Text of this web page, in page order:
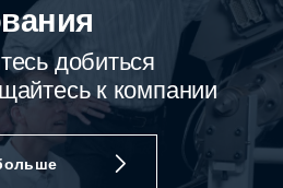
добиться
к компании